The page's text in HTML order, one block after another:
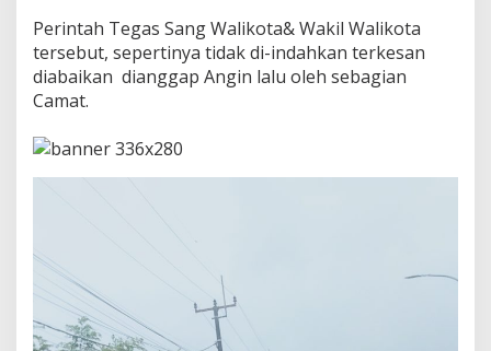
i
k
t
a
i
Perintah Tegas Sang Walikota& Wakil Walikota
tersebut, sepertinya tidak di-indahkan terkesan
diabaikan dianggap Angin lalu oleh sebagian
Camat.